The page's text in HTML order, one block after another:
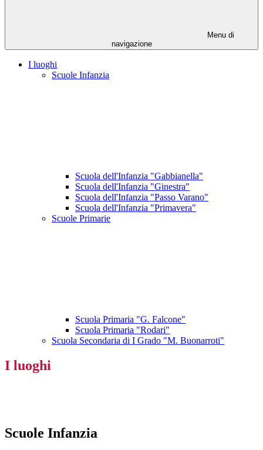
Menu di
navigazione
I luoghi
Scuole Infanzia
Scuola dell'Infanzia "Gabbianella"
Scuola dell'Infanzia "Ginestra"
Scuola dell'Infanzia "Passo Varano"
Scuola dell'Infanzia "Primavera"
Scuole Primarie
Scuola Primaria "G. Falcone"
Scuola Primaria "Rodari"
Scuola Secondaria di I Grado "M. Buonarroti"
I luoghi
Scuole Infanzia